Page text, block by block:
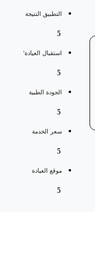
التطبيق النتيجة
استقبال العيادة'
الجودة الطبية
سعر الخدمة
موقع العيادة